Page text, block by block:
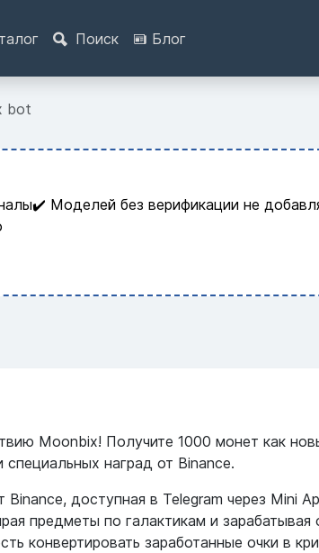
Поиск Блог
bot
Моделей без верификации не
Moonbix! Получите 1000 монет как
наград от Binance.
доступная в Telegram через Mini
предметы по галактикам и
конвертировать заработанные очки в